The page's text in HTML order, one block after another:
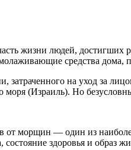
жизни людей, достигших
средства дома,
затраченного на уход
(Израиль). Но
от морщин — один из
здоровья и образ